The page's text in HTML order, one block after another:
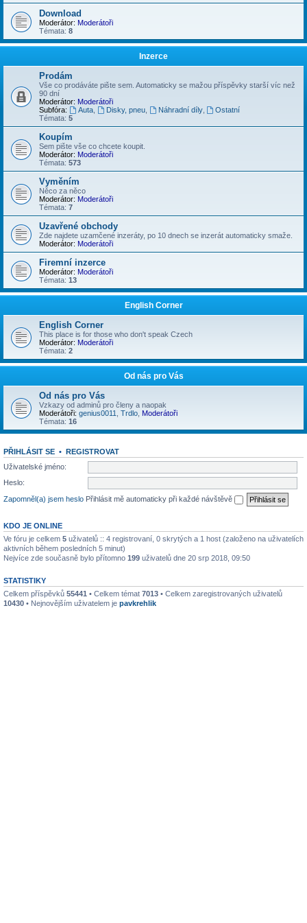
Download
Moderátor: Moderátoři
Témata: 8
Inzerce
Prodám
Vše co prodáváte pište sem. Automaticky se mažou příspěvky starší víc než
90 dní
Moderátor: Moderátoři
Subfóra:
Auta, Disky, pneu, Náhradní díly,
Ostatní
Témata: 5
Koupím
Sem pište vše co chcete koupit.
Moderátor: Moderátoři
Témata: 573
Vyměním
Něco za něco
Moderátor: Moderátoři
Témata: 7
Uzavřené obchody
Zde najdete uzamčené inzeráty, po 10 dnech se inzerát automaticky smaže.
Moderátor: Moderátoři
Firemní inzerce
Moderátor: Moderátoři
Témata: 13
English Corner
English Corner
This place is for those who don't speak Czech
Moderátor: Moderátoři
Témata: 2
Od nás pro Vás
Od nás pro Vás
Vzkazy od adminů pro členy a naopak
Moderátoři: genius0011, Trdlo, Moderátoři
Témata: 16
PŘIHLÁSIT SE •
REGISTROVAT
Uživatelské jméno:
Heslo:
Zapomněl(a) jsem heslo Přihlásit mě automaticky při každé návštěvě
KDO JE ONLINE
Ve fóru je celkem 5 uživatelů :: 4 registrovaní, 0 skrytých a 1 host (založeno na uživatelích
aktivních během posledních 5 minut)
Nejvíce zde současně bylo přítomno 199 uživatelů dne 20 srp 2018, 09:50
STATISTIKY
Celkem příspěvků 55441 • Celkem témat 7013 • Celkem zaregistrovaných uživatelů
10430 • Nejnovějším uživatelem je pavkrehlik